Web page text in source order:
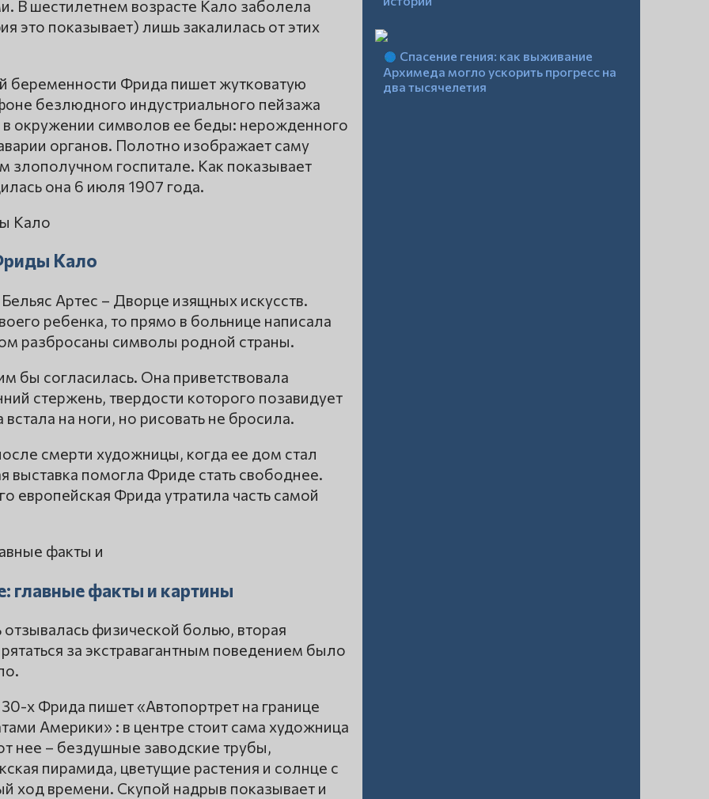
В шестилетнем возрасте Кало заболела
показывает) лишь закалилась от этих
беременности Фрида пишет жутковатую
безлюдного индустриального пейзажа
окружении символов ее беды: нерожденного
органов. Полотно изображает саму
злополучном госпитале. Как показывает
она 6 июля 1907 года.
Кало
Артес – Дворце изящных искусств.
ребенка, то прямо в больнице написала
разбросаны символы родной страны.
бы согласилась. Она приветствовала
стержень, твердости которого позавидует
на ноги, но рисовать не бросила.
смерти художницы, когда ее дом стал
помогла Фриде стать свободнее.
европейская Фрида утратила часть самой
главные факты и картины
физической болью, вторая
за экстравагантным поведением было
х Фрида пишет «Автопортрет на границе
Америки» : в центре стоит сама художница
нее – бездушные заводские трубы,
пирамида, цветущие растения и солнце с
времени. Скупой надрыв показывает и
Спасение гения: как выживание
Архимеда могло ускорить прогресс на
два тысячелетия